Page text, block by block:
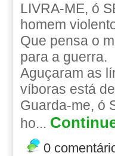
LIVRA-ME, ó
homem
Que pensa o
para a guerra.
Aguçaram as
víboras está
Guarda-me, ó
ho...
0